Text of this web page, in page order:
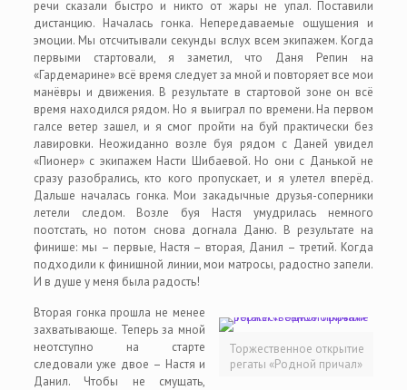
речи сказали быстро и никто от жары не упал. Поставили
дистанцию. Началась гонка. Непередаваемые ощущения и
эмоции. Мы отсчитывали секунды вслух всем экипажем. Когда
первыми стартовали, я заметил, что Даня Репин на
«Гардемарине» всё время следует за мной и повторяет все мои
манёвры и движения. В результате в стартовой зоне он всё
время находился рядом. Но я выиграл по времени. На первом
галсе ветер зашел, и я смог пройти на буй практически без
лавировки. Неожиданно возле буя рядом с Даней увидел
«Пионер» с экипажем Насти Шибаевой. Но они с Данькой не
сразу разобрались, кто кого пропускает, и я улетел вперёд.
Дальше началась гонка. Мои закадычные друзья-соперники
летели следом. Возле буя Настя умудрилась немного
поотстать, но потом снова догнала Даню. В результате на
финише: мы – первые, Настя – вторая, Данил – третий. Когда
подходили к финишной линии, мои матросы, радостно запели.
И в душе у меня была радость!
Торжественное открытие
регаты «Родной причал»
Вторая гонка прошла не менее
захватывающе. Теперь за мной
неотступно на старте
следовали уже двое – Настя и
Данил. Чтобы не смущать,